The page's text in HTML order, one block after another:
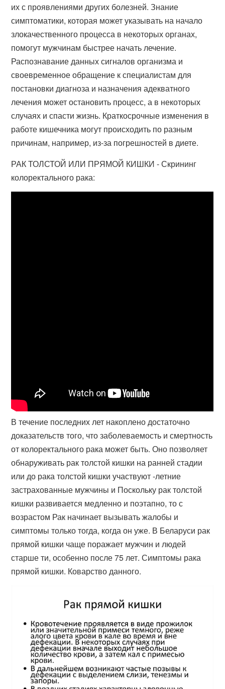
их с проявлениями других болезней. Знание
симптоматики, которая может указывать на начало
злокачественного процесса в некоторых органах,
помогут мужчинам быстрее начать лечение.
Распознавание данных сигналов организма и
своевременное обращение к специалистам для
постановки диагноза и назначения адекватного
лечения может остановить процесс, а в некоторых
случаях и спасти жизнь. Краткосрочные изменения в
работе кишечника могут происходить по разным
причинам, например, из-за погрешностей в диете.
РАК ТОЛСТОЙ ИЛИ ПРЯМОЙ КИШКИ - Скрининг
колоректального рака:
В течение последних лет накоплено достаточно
доказательств того, что заболеваемость и смертность
от колоректального рака может быть. Оно позволяет
обнаруживать рак толстой кишки на ранней стадии
или до рака толстой кишки участвуют -летние
застрахованные мужчины и Поскольку рак толстой
кишки развивается медленно и поэтапно, то с
возрастом Рак начинает вызывать жалобы и
симптомы только тогда, когда он уже. В Беларуси рак
прямой кишки чаще поражает мужчин и людей
старше ти, особенно после 75 лет. Симптомы рака
прямой кишки. Коварство данного.